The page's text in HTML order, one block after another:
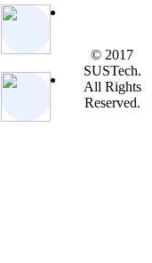
© 2017
SUSTech.
All Rights
Reserved.